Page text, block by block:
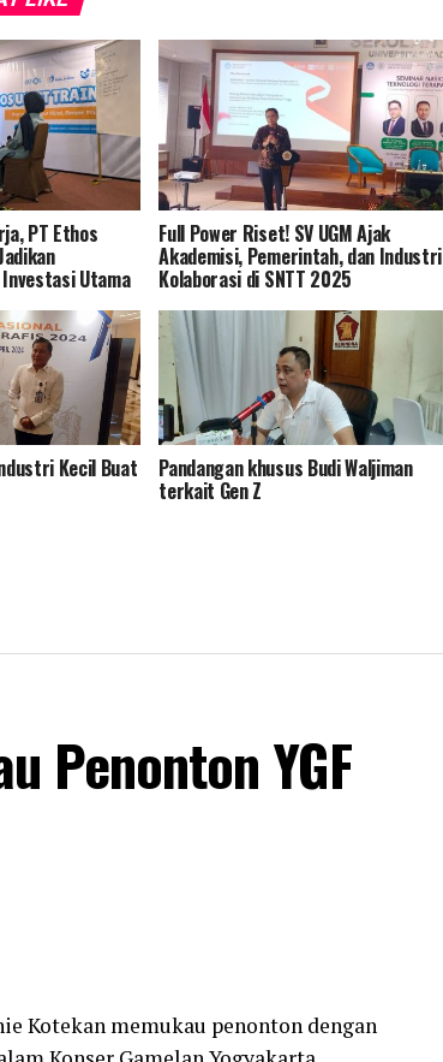
PT Ethos
Utama
Full Power Riset! SV UGM Ajak
Akademisi, Pemerintah, dan Industri
Kolaborasi di SNTT 2025
Kecil Buat Pandangan khusus Budi Waljiman
terkait Gen Z
Penonton YGF
Kotekan memukau penonton dengan